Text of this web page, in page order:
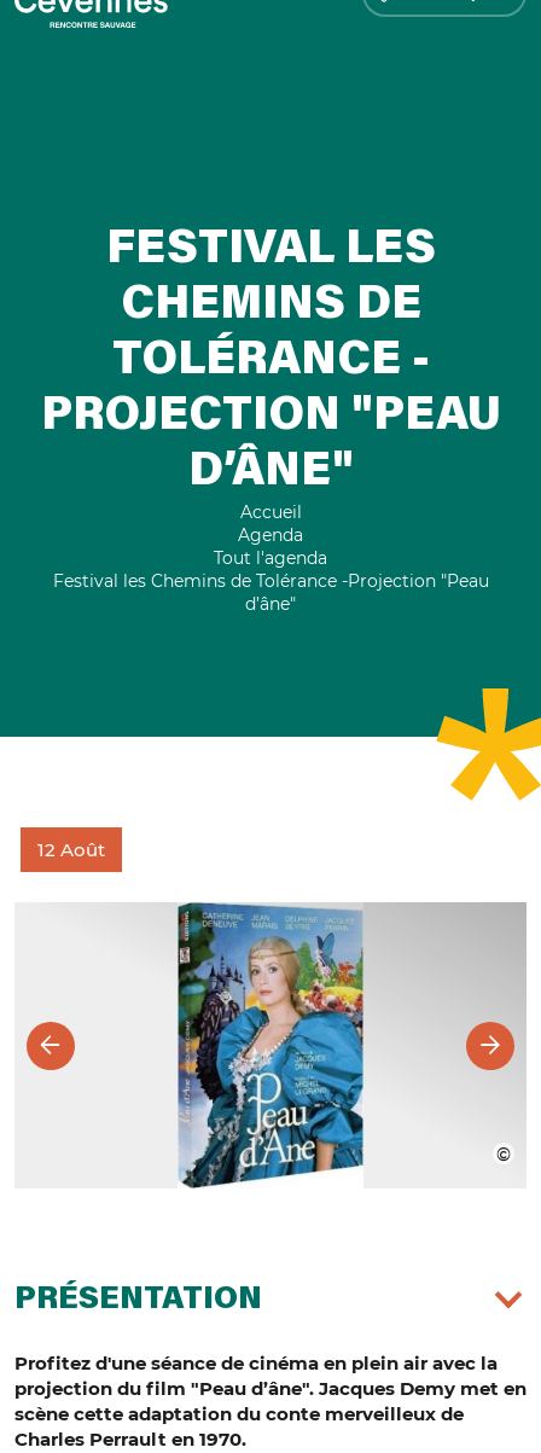
FESTIVAL LES
CHEMINS DE
TOLÉRANCE -
PROJECTION "PEAU
D’ÂNE"
Accueil
Agenda
Tout l'agenda
Festival les Chemins de Tolérance -Projection "Peau
d’âne"
12 Août
PRÉSENTATION
Profitez d'une séance de cinéma en plein air avec la
projection du film "Peau d’âne". Jacques Demy met en
scène cette adaptation du conte merveilleux de
Charles Perrault en 1970.